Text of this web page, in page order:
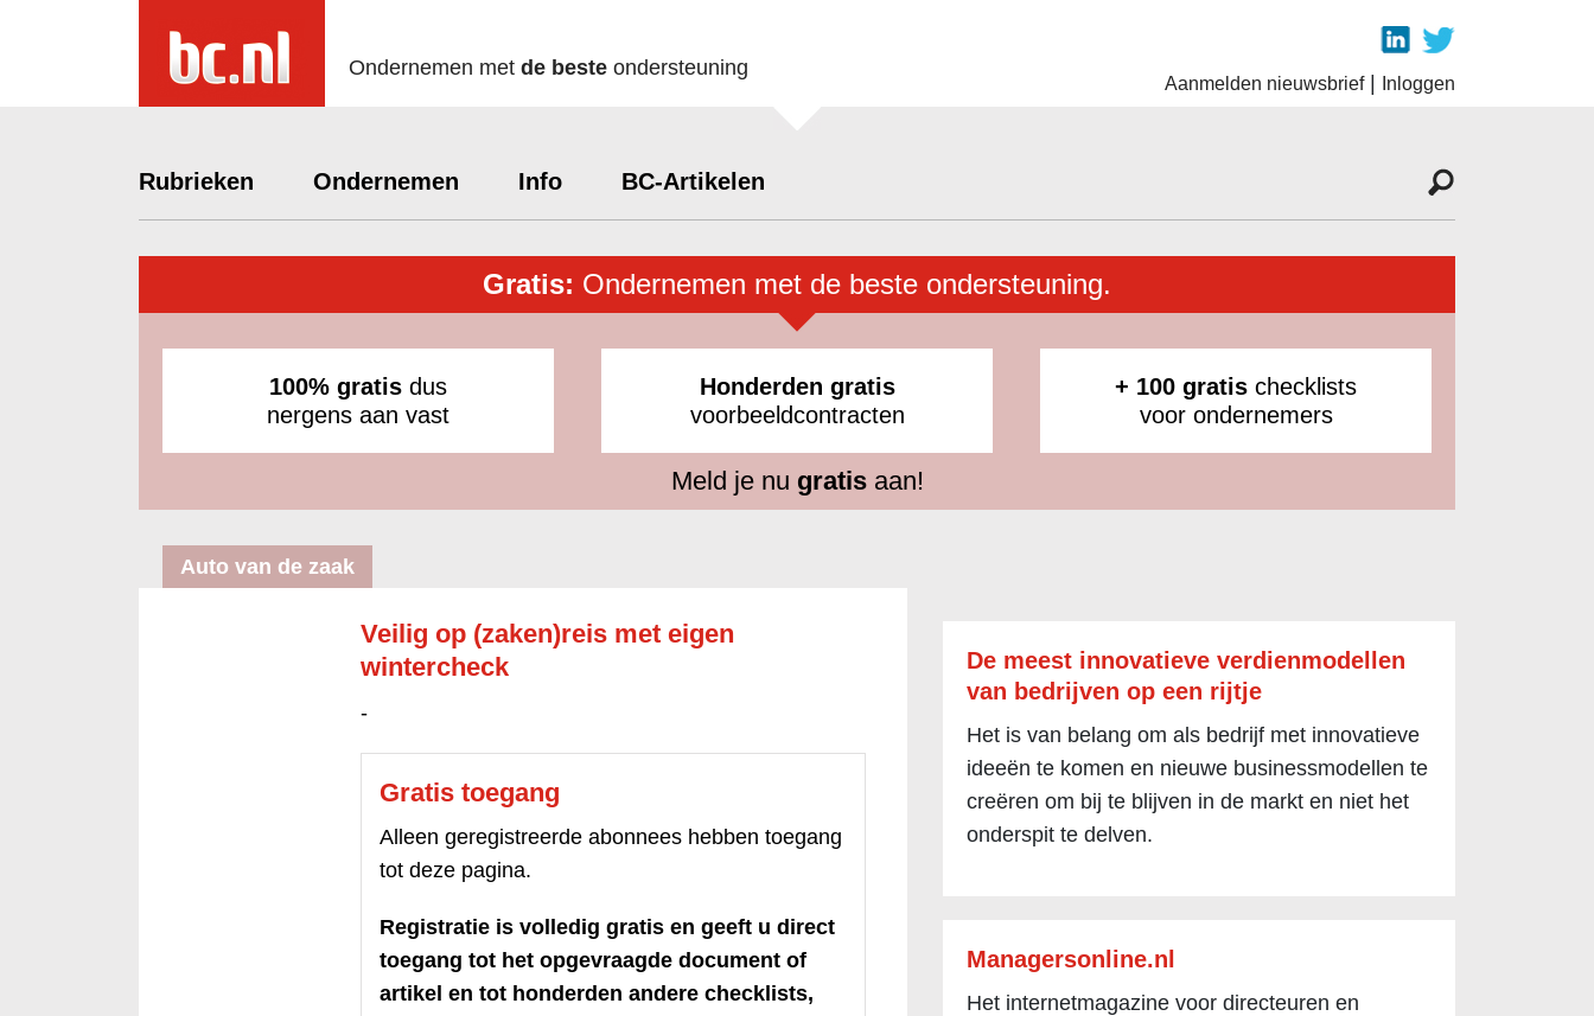
Ondernemen met de beste ondersteuning
Aanmelden nieuwsbrief| Inloggen
Rubrieken Ondernemen Info BC-Artikelen
Gratis: Ondernemen met de beste ondersteuning.
100% gratis dus
nergens aan vast
Honderden gratis
voorbeeldcontracten
+ 100 gratis checklists
voor ondernemers
Meld je nu gratisaan!
Auto van de zaak
Veilig op (zaken)reis met eigen
wintercheck
-
Gratis toegang
Alleen geregistreerde abonnees hebben toegang
tot deze pagina.
Registratie is volledig gratis en geeft u direct
toegang tot het opgevraagde document of
artikel en tot honderden andere checklists,
De meest innovatieve verdienmodellen
van bedrijven op een rijtje
Het is van belang om als bedrijf met innovatieve
ideeën te komen en nieuwe businessmodellen te
creëren om bij te blijven in de markt en niet het
onderspit te delven.
Managersonline.nl
Het internetmagazine voor directeuren en